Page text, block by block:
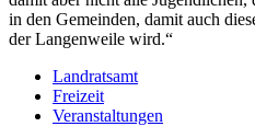
in den Gemeinden, damit auch
der Langenweile wird.“
Landratsamt
Freizeit
Veranstaltungen